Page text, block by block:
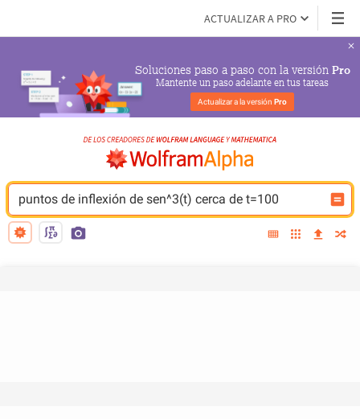
ACTUALIZAR A PRO
Soluciones paso a paso con la versión Pro
Mantente un paso adelante en tus tareas
Actualizar a la versión Pro
puntos de inflexión de sen^3(t) cerca de t=100